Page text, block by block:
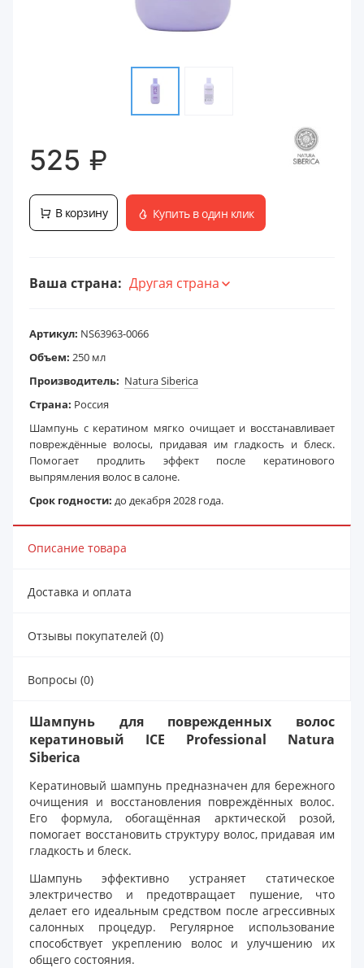
525 ₽
В корзину Купить в один клик
Ваша страна: Другая страна
Артикул: NS63963-0066
Объем: 250 мл
Производитель: Natura Siberica
Страна: Россия
Шампунь с кератином мягко очищает и восстанавливает
повреждённые волосы, придавая им гладкость и блеск.
Помогает продлить эффект после кератинового
выпрямления волос в салоне.
Срок годности: до декабря 2028 года.
Описание товара
Доставка и оплата
Отзывы покупателей (0)
Вопросы (0)
Шампунь для поврежденных волос
кератиновый ICE Professional Natura
Siberica
Кератиновый шампунь предназначен для бережного
очищения и восстановления повреждённых волос.
Его формула, обогащённая арктической розой,
помогает восстановить структуру волос, придавая им
гладкость и блеск.
Шампунь эффективно устраняет статическое
электричество и предотвращает пушение, что
делает его идеальным средством после агрессивных
салонных процедур. Регулярное использование
способствует укреплению волос и улучшению их
общего состояния.